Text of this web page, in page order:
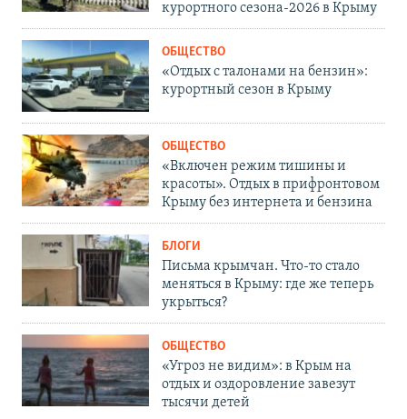
курортного сезона-2026 в Крыму
ОБЩЕСТВО
«Отдых с талонами на бензин»:
курортный сезон в Крыму
ОБЩЕСТВО
«Включен режим тишины и
красоты». Отдых в прифронтовом
Крыму без интернета и бензина
БЛОГИ
Письма крымчан. Что-то стало
меняться в Крыму: где же теперь
укрыться?
ОБЩЕСТВО
«Угроз не видим»: в Крым на
отдых и оздоровление завезут
тысячи детей